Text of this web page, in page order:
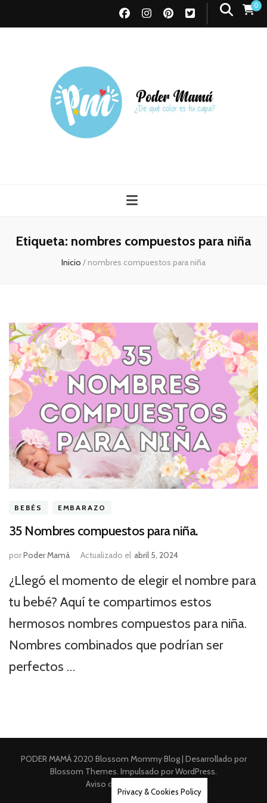
0
Etiqueta: nombres compuestos para niña
Inicio / nombres compuestos para niña
BEBÉS EMBARAZO
35 Nombres compuestos para niña.
porPoder Mamá Actualizado el abril 5, 2024
¿Llegó el momento de elegir el nombre para
tu bebé? Aquí te compartimos estos
hermosos nombres compuestos para niña.
Nombres combinados que podrían ser
perfectos …
PODER MAMÁ 2020 Blossom Mommy Blog | Desarrollado por
Blossom Themes. Impulsado porWordPress.
Aviso de Privacidad Integral
Privacy & Cookies Policy